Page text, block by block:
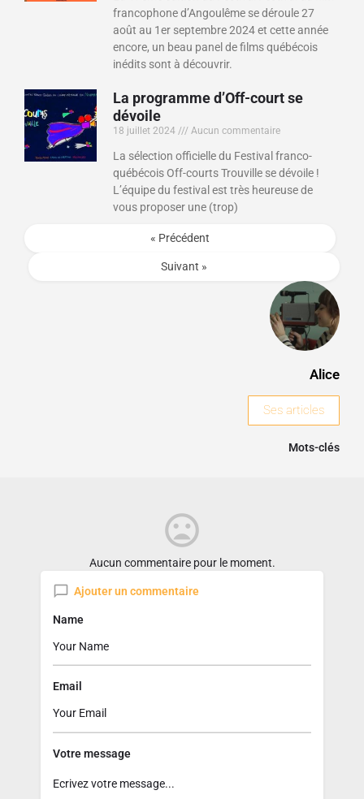
Alice
Ses articles
Mots-clés
francophone d’Angoulême se déroule 27
août au 1er septembre 2024 et cette année
encore, un beau panel de films québécois
inédits sont à découvrir.
La programme d’Off-court se
dévoile
18 juillet 2024 Aucun commentaire
La sélection officielle du Festival franco-
québécois Off-courts Trouville se dévoile !
L’équipe du festival est très heureuse de
vous proposer une (trop)
« Précédent
Suivant »
Aucun commentaire pour le moment.
Ajouter un commentaire
Name
Email
Votre message